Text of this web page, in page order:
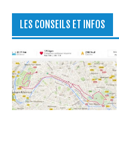
LES CONSEILS ET INFOS